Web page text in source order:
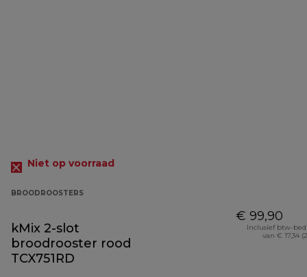
Niet op voorraad
BROODROOSTERS
kMix 2-slot
broodrooster rood
TCX751RD
€ 99,90
Inclusief btw-
van € 17,34